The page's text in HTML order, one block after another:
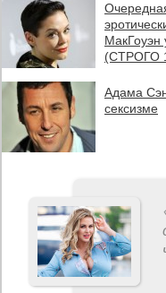
МакГоуэн
(СТРОГО
Адама
сексизме